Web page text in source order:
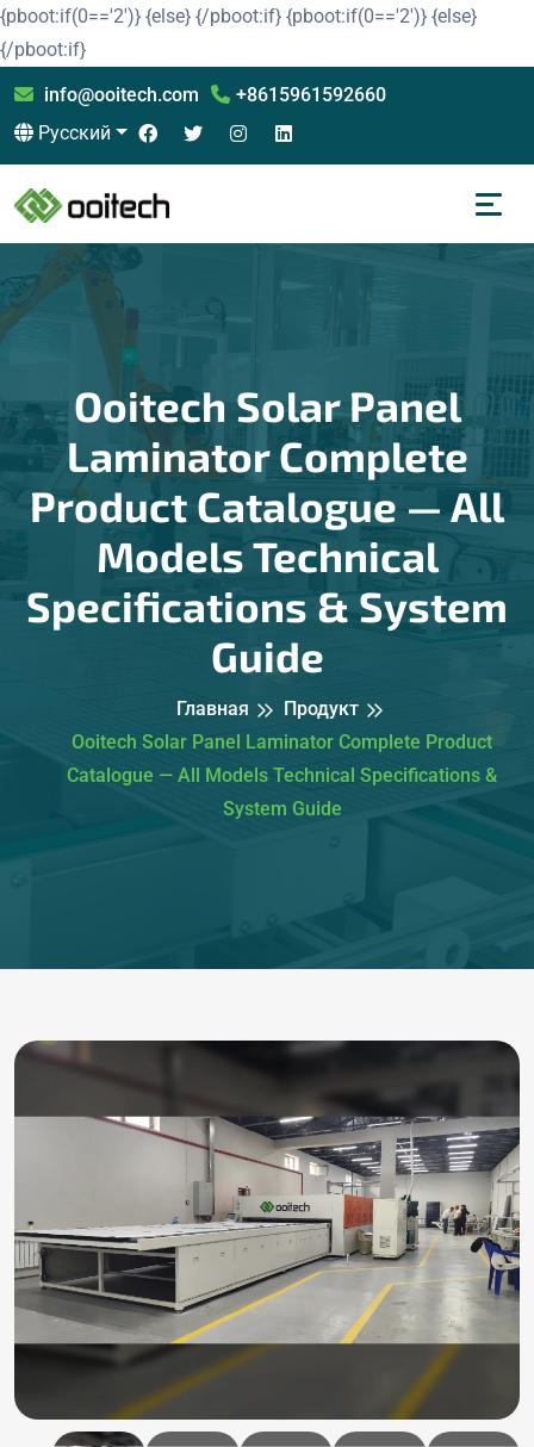
{pboot:if(0=='2')} {else} {/pboot:if} {pboot:if(0=='2')} {else}
{/pboot:if}
info@ooitech.com
+8615961592660
Русский
Ooitech Solar Panel
Laminator Complete
Product Catalogue — All
Models Technical
Specifications & System
Guide
Главная
Продукт
Ooitech Solar Panel Laminator Complete Product
Catalogue — All Models Technical Specifications &
System Guide